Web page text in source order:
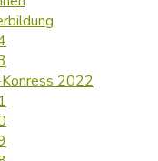
2022